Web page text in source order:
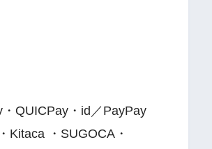
QUICPay・id／PayPay
Kitaca ・SUGOCA・